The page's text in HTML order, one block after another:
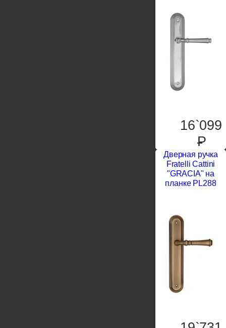
16`099
P
Дверная ручка
Fratelli Cattini
"GRACIA" на
планке PL288